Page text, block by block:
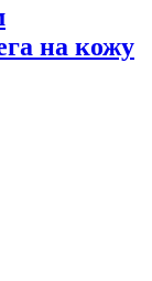
на кожу